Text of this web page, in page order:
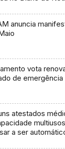
anuncia
vota
de emergência
atestados
a ser